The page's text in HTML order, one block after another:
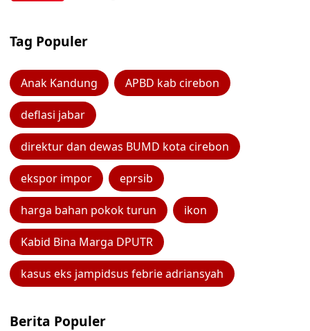
Tag Populer
Anak Kandung APBD kab cirebon
deflasi jabar
direktur dan dewas BUMD kota cirebon
ekspor impor eprsib
harga bahan pokok turun ikon
Kabid Bina Marga DPUTR
kasus eks jampidsus febrie adriansyah
Berita Populer